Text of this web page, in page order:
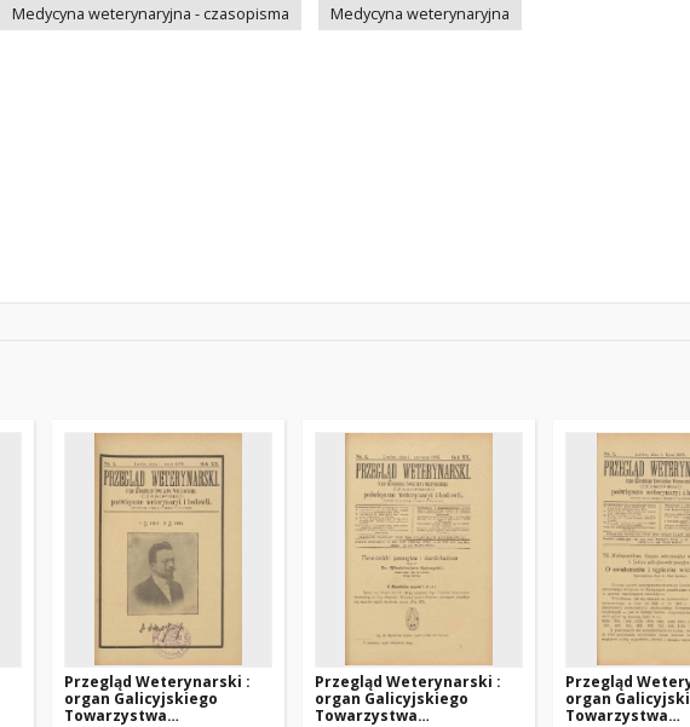
Medycyna weterynaryjna - czasopisma
Medycyna weterynaryjna
Przegląd Weterynarski :
organ Galicyjskiego
Towarzystwa
Przegląd Weterynarski :
organ Galicyjskiego
Towarzystwa
Przegląd
organ
Towarzystwa